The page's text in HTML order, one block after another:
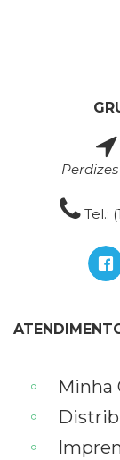
Tel.:
Minha